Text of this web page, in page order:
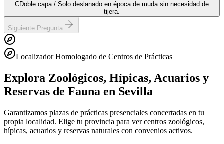
CDoble capa / Solo deslanado en época de muda sin necesidad de
tijera.
Siguiente Pregunta
Localizador Homologado de Centros de Prácticas
Explora Zoológicos, Hípicas, Acuarios y
Reservas de Fauna en Sevilla
Garantizamos plazas de prácticas presenciales concertadas en tu
propia localidad. Elige tu provincia para ver centros zoológicos,
hípicas, acuarios y reservas naturales con convenios activos.